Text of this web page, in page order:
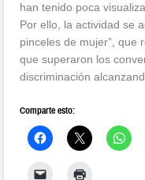
han tenido poca
Por ello, la actividad se
pinceles de mujer”, que
que superaron los
discriminación
Comparte esto: